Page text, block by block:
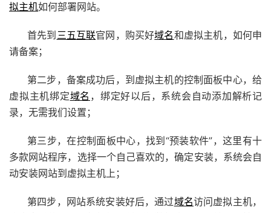
拟主机如何部署网站。
首先到 三五互联官网，购买好域名和虚拟主机，如何申
请备案；
第二步，备案成功后，到虚拟主机的控制面板中心，给
虚拟主机绑定域名 ，绑定好以后，系统会自动添加解析记
录，无需我们设置；
第三步，在控制面板中心，找到“预装软件”，这里有十
多款网站程序，选择一个自己喜欢的，确定安装，系统会自
动安装网站到虚拟主机上；
第四步，网站系统安装好后，通过域名访问虚拟主机，